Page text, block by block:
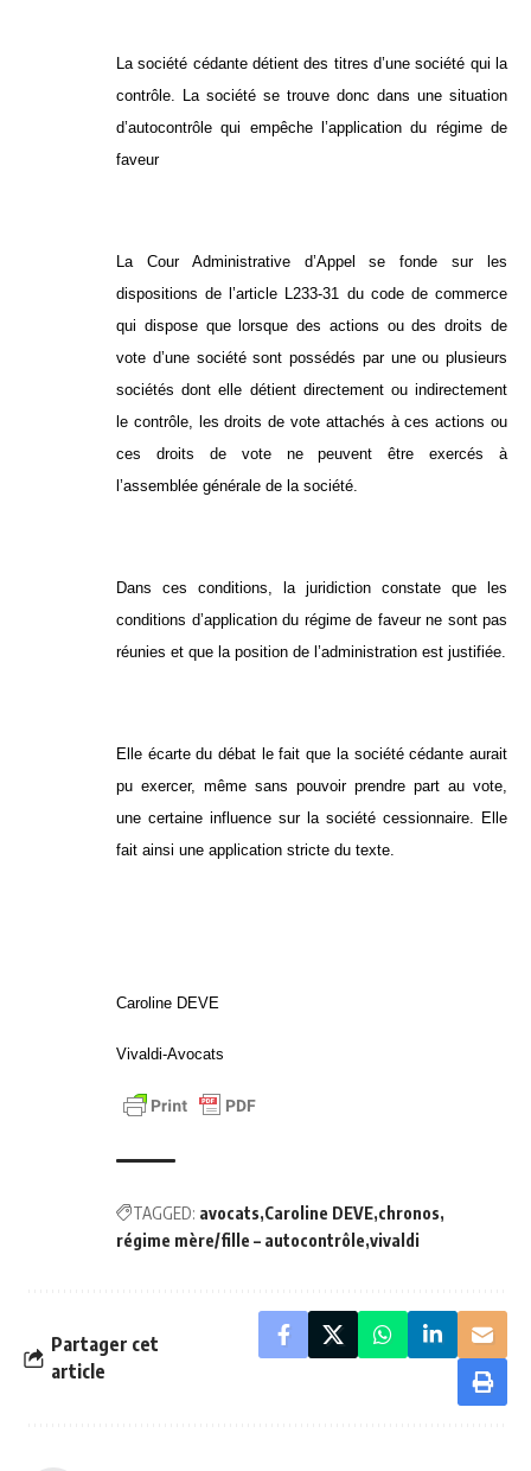
La société cédante détient des titres d’une société qui la
contrôle. La société se trouve donc dans une situation
d’autocontrôle qui empêche l’application du régime de
faveur
La Cour Administrative d’Appel se fonde sur les
dispositions de l’article L233-31 du code de commerce
qui dispose que lorsque des actions ou des droits de
vote d’une société sont possédés par une ou plusieurs
sociétés dont elle détient directement ou indirectement
le contrôle, les droits de vote attachés à ces actions ou
ces droits de vote ne peuvent être exercés à
l’assemblée générale de la société.
Dans ces conditions, la juridiction constate que les
conditions d’application du régime de faveur ne sont pas
réunies et que la position de l’administration est justifiée.
Elle écarte du débat le fait que la société cédante aurait
pu exercer, même sans pouvoir prendre part au vote,
une certaine influence sur la société cessionnaire. Elle
fait ainsi une application stricte du texte.
Caroline DEVE
Vivaldi-Avocats
TAGGED: avocats Caroline DEVE chronos
régime mère/fille – autocontrôle vivaldi
Partager cet
article